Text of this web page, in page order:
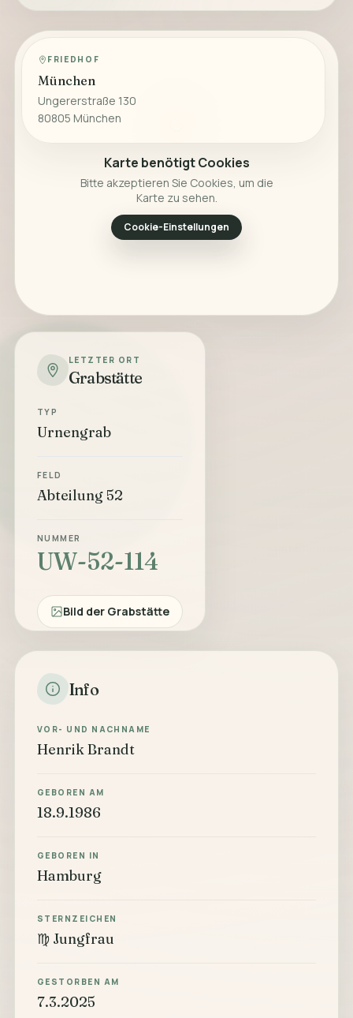
Karte benötigt Cookies
Bitte akzeptieren Sie Cookies, um die
Karte zu sehen.
Cookie-Einstellungen
FRIEDHOF
München
Ungererstraße 130
80805 München
LETZTER ORT
Grabstätte
TYP
Urnengrab
FELD
Abteilung 52
NUMMER
UW-52-114
Bild der Grabstätte
Info
VOR- UND NACHNAME
Henrik Brandt
GEBOREN AM
18.9.1986
GEBOREN IN
Hamburg
STERNZEICHEN
♍ Jungfrau
GESTORBEN AM
7.3.2025